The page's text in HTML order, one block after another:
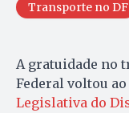
Transporte no DF
A gratuidade no
Federal voltou
Legislativa do